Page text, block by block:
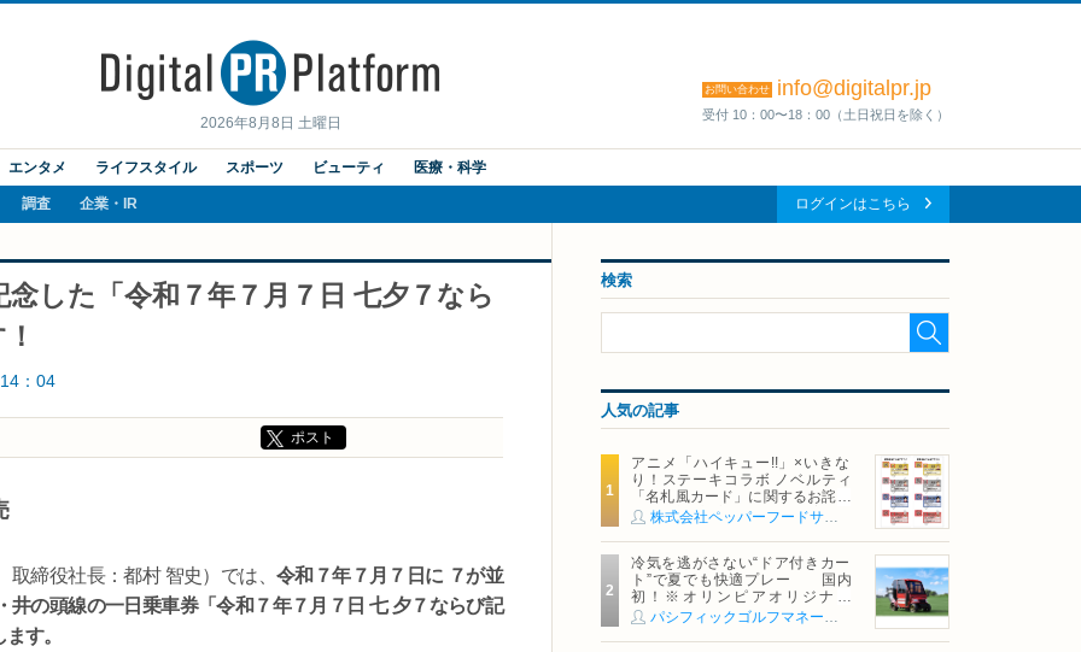
2026年8月8日 土曜日
お問い合わせ info@digitalpr.jp
受付 10：00〜18：00（土日祝日を除く）
エンタメ ライフスタイル スポーツ ビューティ 医療・科学
調査 企業・IR ログインはこちら
した「令和７年７月７日 七夕７なら
14：04
ポスト
締役社長：都村 智史）では、 令和７年７月７日に ７が並
の頭線の一日乗車券「令和７年７月７日 七 夕７ならび記
す。
検索
人気の記事
アニメ「ハイキュー!!」×いきな
り！ステーキコラボ ノベルティ
「名札風カード」に関するお詫び
および交換対応についてのご案内
冷気を逃がさない“ドア付きカー
ト”で夏でも快適プレー 国内
初！※オリンピアオリジナル
「AirCon Cart（エアコンカー
ト）」導入 | ＰＧＭ